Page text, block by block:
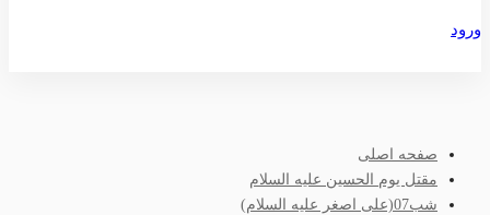
ورود
صفحه اصلی
مقتل یوم الحسین علیه السلام
شب07(علی اصغر علیه السلام)